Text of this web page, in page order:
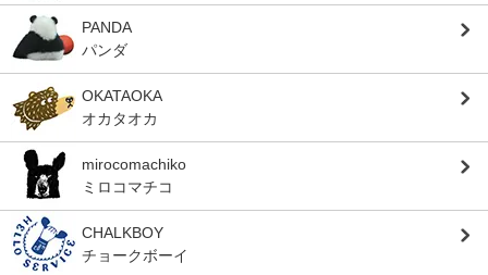
PANDA
パンダ
OKATAOKA
オカタオカ
mirocomachiko
ミロコマチコ
CHALKBOY
チョークボーイ